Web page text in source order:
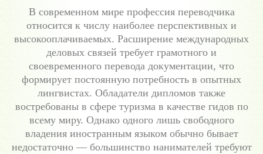
В современном мире профессия переводчика
относится к числу наиболее перспективных и
высокооплачиваемых. Расширение международных
деловых связей требует грамотного и
своевременного перевода документации, что
формирует постоянную потребность в опытных
лингвистах. Обладатели дипломов также
востребованы в сфере туризма в качестве гидов по
всему миру. Однако одного лишь свободного
владения иностранным языком обычно бывает
недостаточно — большинство нанимателей требуют